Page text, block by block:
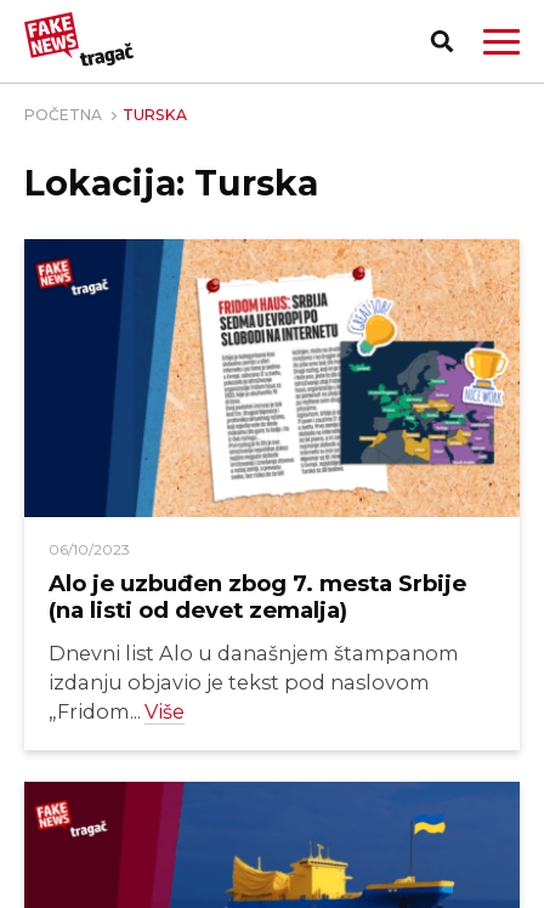
PRIJAVI LAŽNU VEST!
POČETNA TURSKA
Lokacija: Turska
06/10/2023
Alo je uzbuđen zbog 7. mesta Srbije
(na listi od devet zemalja)
Dnevni list Alo u današnjem štampanom
izdanju objavio je tekst pod naslovom
„Fridom... Više